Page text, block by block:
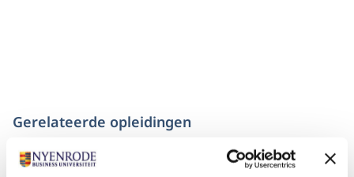
Gerelateerde opleidingen